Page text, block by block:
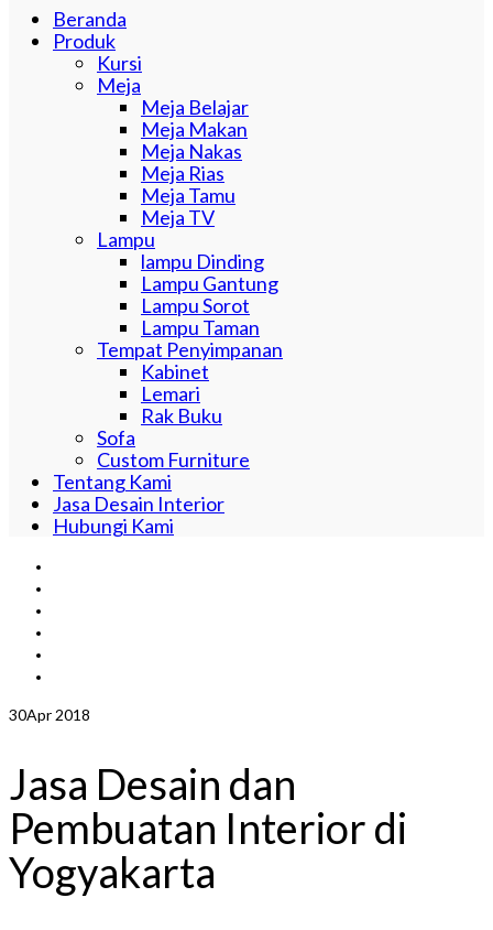
Beranda
Produk
Kursi
Meja
Meja Belajar
Meja Makan
Meja Nakas
Meja Rias
Meja Tamu
Meja TV
Lampu
lampu Dinding
Lampu Gantung
Lampu Sorot
Lampu Taman
Tempat Penyimpanan
Kabinet
Lemari
Rak Buku
Sofa
Custom Furniture
Tentang Kami
Jasa Desain Interior
Hubungi Kami
30Apr 2018
Jasa Desain dan
Pembuatan Interior di
Yogyakarta